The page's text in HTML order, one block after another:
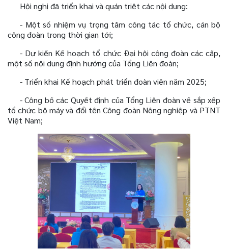
Hội nghị đã triển khai và quán triệt các nội dung:
- Một số nhiệm vụ trọng tâm công tác tổ chức, cán bộ
công đoàn trong thời gian tới;
- Dự kiến Kế hoạch tổ chức Đại hội công đoàn các cấp,
một số nội dung định hướng của Tổng Liên đoàn;
- Triển khai Kế hoạch phát triển đoàn viên năm 2025;
- Công bố các Quyết định của Tổng Liên đoàn về sắp xếp
tổ chức bộ máy và đổi tên Công đoàn Nông nghiệp và PTNT
Việt Nam;